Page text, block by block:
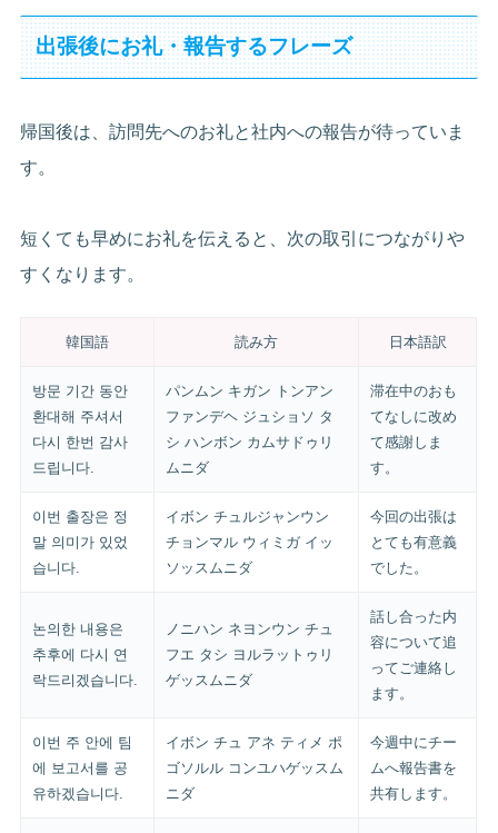
出張後にお礼・報告するフレーズ
帰国後は、訪問先へのお礼と社内への報告が待っていま
す。
短くても早めにお礼を伝えると、次の取引につながりや
すくなります。
韓国語 読み方 日本語訳
방문 기간 동안
환대해 주셔서
다시 한번 감사
드립니다.
パンムン キガン トンアン
ファンデヘ ジュショソ タ
シ ハンボン カムサドゥリ
ムニダ
滞在中のおも
てなしに改め
て感謝しま
す。
이번 출장은 정
말 의미가 있었
습니다.
イボン チュルジャンウン
チョンマル ウィミガ イッ
ソッスムニダ
今回の出張は
とても有意義
でした。
논의한 내용은
추후에 다시 연
락드리겠습니다.
ノニハン ネヨンウン チュ
フエ タシ ヨルラットゥリ
ゲッスムニダ
話し合った内
容について追
ってご連絡し
ます。
이번 주 안에 팀
에 보고서를 공
유하겠습니다.
イボン チュ アネ ティメ ポ
ゴソルル コンユハゲッスム
ニダ
今週中にチー
ムへ報告書を
共有します。